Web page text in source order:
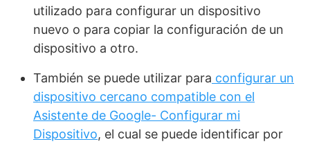
utilizado para configurar un dispositivo
nuevo o para copiar la configuración de un
dispositivo a otro.
También se puede utilizar para configurar un
dispositivo cercano compatible con el
Asistente de Google- Configurar mi
Dispositivo, el cual se puede identificar por